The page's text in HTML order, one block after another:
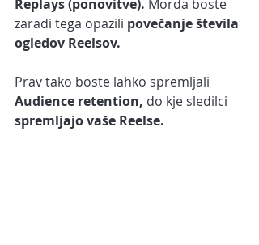
Replays (ponovitve). Morda boste
zaradi tega opazili povečanje števila
ogledov Reelsov.
Prav tako boste lahko spremljali
Audience retention, do kje sledilci
spremljajo vaše Reelse.